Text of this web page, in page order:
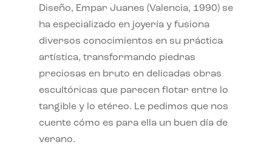
Diseño, Empar Juanes (Valencia, 1990) se
ha especializado en joyería y fusiona
diversos conocimientos en su práctica
artística, transformando piedras
preciosas en bruto en delicadas obras
escultóricas que parecen flotar entre lo
tangible y lo etéreo. Le pedimos que nos
cuente cómo es para ella un buen día de
verano.